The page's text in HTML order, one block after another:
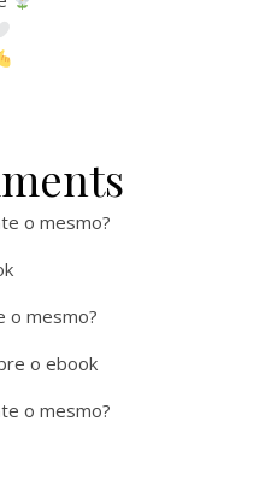
o mesmo?
o mesmo?
o ebook
o mesmo?